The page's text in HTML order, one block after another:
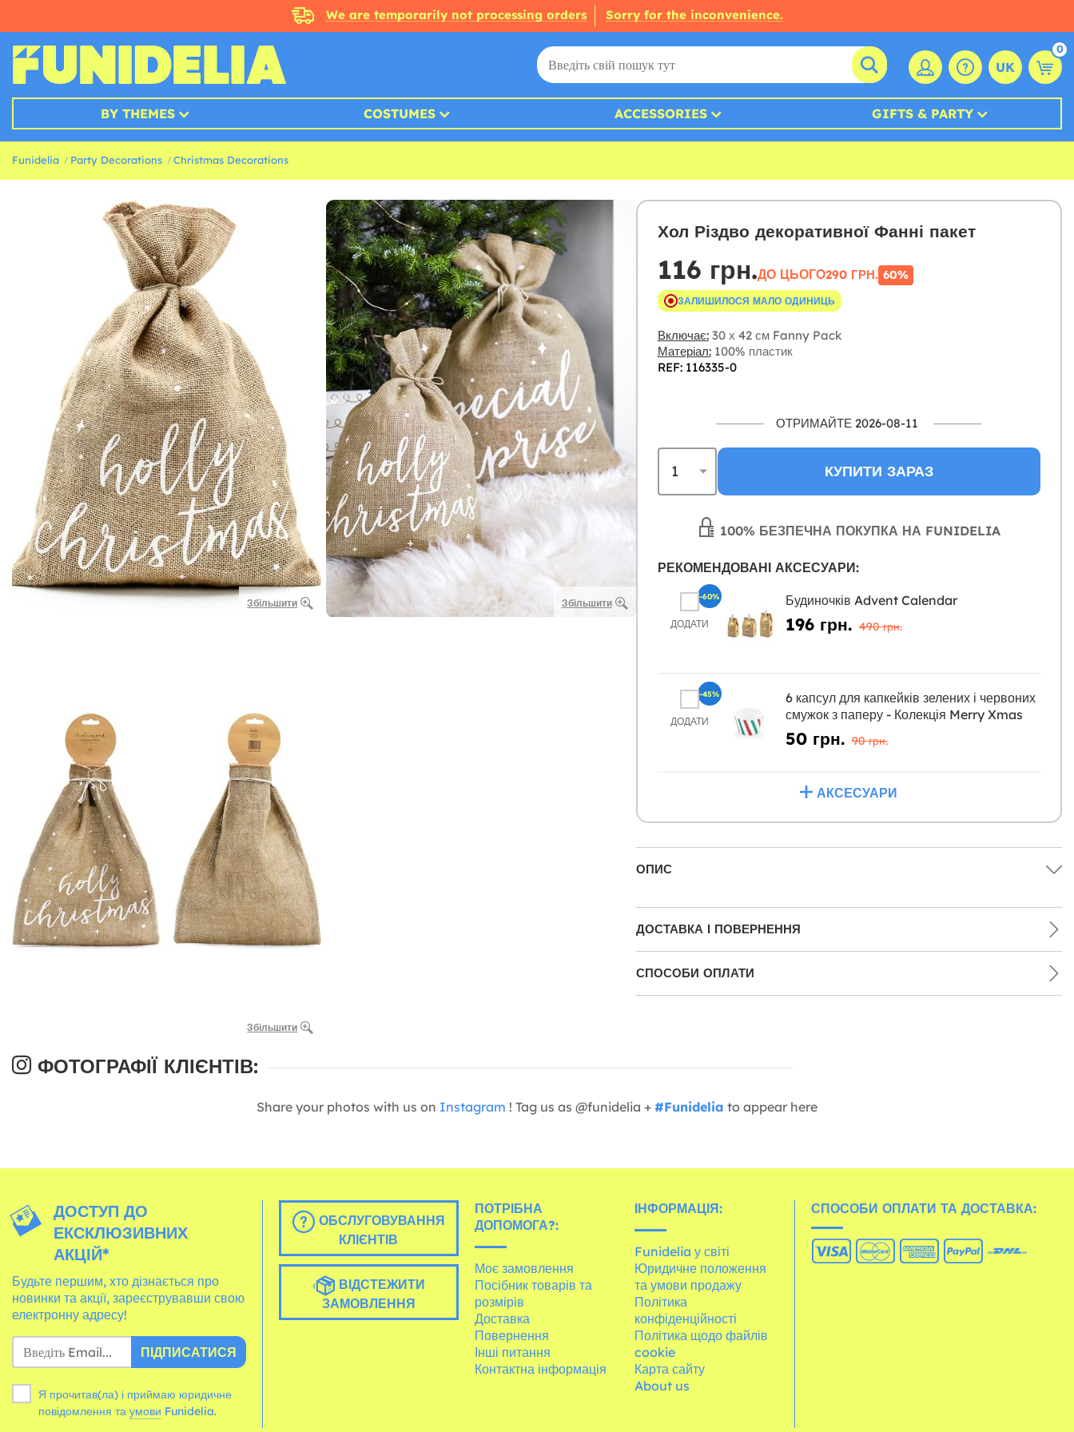
We are temporarily not processing orders Sorry for the inconvenience.
UK
0
BY THEMES COSTUMES ACCESSORIES GIFTS & PARTY
Funidelia Party Decorations Christmas Decorations
Збільшити Збільшити
Збільшити
Хол Різдво декоративної Фанні пакет
116 грн.ДО ЦЬОГО290 ГРН. 60%
ЗАЛИШИЛОСЯ МАЛО ОДИНИЦЬ
Включає:30 х 42 см Fanny Pack
Матеріал:100% пластик
REF: 116335-0
ОТРИМАЙТЕ 2026-08-11
КУПИТИ ЗАРАЗ
100% БЕЗПЕЧНА ПОКУПКА НА FUNIDELIA
РЕКОМЕНДОВАНІ АКСЕСУАРИ:
ДОДАТИ
Будиночків Advent Calendar
196 грн. 490 грн.
-60%
ДОДАТИ
6 капсул для капкейків зелених і червоних
смужок з паперу - Колекція Merry Xmas
50 грн. 90 грн.
-45%
АКСЕСУАРИ
ОПИС
ДОСТАВКА І ПОВЕРНЕННЯ
СПОСОБИ ОПЛАТИ
ФОТОГРАФІЇ КЛІЄНТІВ:
Share your photos with us on Instagram ! Tag us as @funidelia + #Funidelia to appear here
ДОСТУП ДО
ЕКСКЛЮЗИВНИХ
АКЦІЙ*
Будьте першим, хто дізнається про
новинки та акції, зареєструвавши свою
електронну адресу!
ПІДПИСАТИСЯ
Я прочитав(ла) і приймаю юридичне
повідомлення та умови Funidelia.
ОБСЛУГОВУВАННЯ
КЛІЄНТІВ
ВІДСТЕЖИТИ
ЗАМОВЛЕННЯ
ПОТРІБНА
ДОПОМОГА?:
Моє замовлення
Посібник товарів та
розмірів
Доставка
Повернення
Інші питання
Контактна інформація
ІНФОРМАЦІЯ:
Funidelia у світі
Юридичне положення
та умови продажу
Політика
конфіденційності
Політика щодо файлів
cookie
Карта сайту
About us
СПОСОБИ ОПЛАТИ ТА ДОСТАВКА: